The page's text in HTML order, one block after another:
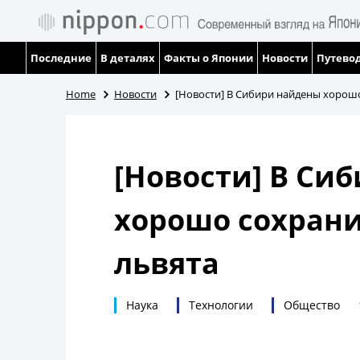
Последние В деталях Факты о Японии Новости
Home Новости [Новости] В Сибири найдены
[Новости] В
хорошо
львята
Наука Технологии Общество